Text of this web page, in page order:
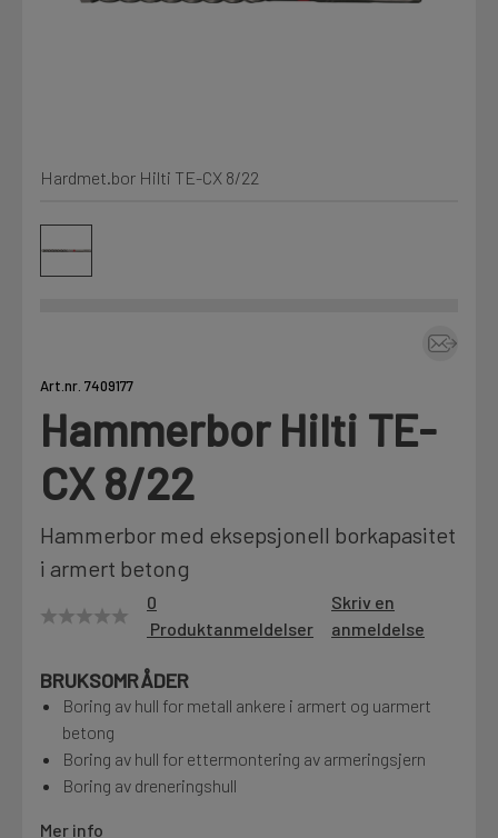
Annet
Fag
Motek
Finn butikk
Kontakt
Fra rådgivning til sporing av ordre
Prislister
Firmainformasjon
LOGG UT
Hardmet.bor Hilti TE-CX 8/22
Art.nr. 7409177
Hammerbor Hilti TE-
CX 8/22
Hammerbor med eksepsjonell borkapasitet
i armert betong
0
Produktanmeldelser
Skriv en
anmeldelse
BRUKSOMRÅDER
Boring av hull for metall ankere i armert og uarmert
betong
Boring av hull for ettermontering av armeringsjern
Boring av dreneringshull
Mer info